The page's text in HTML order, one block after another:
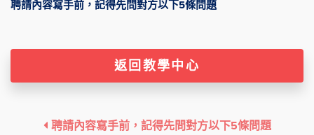
聘請內容寫手前，記得先問對方以下5條問題
返回教學中心
聘請內容寫手前，記得先問對方以下5條問題